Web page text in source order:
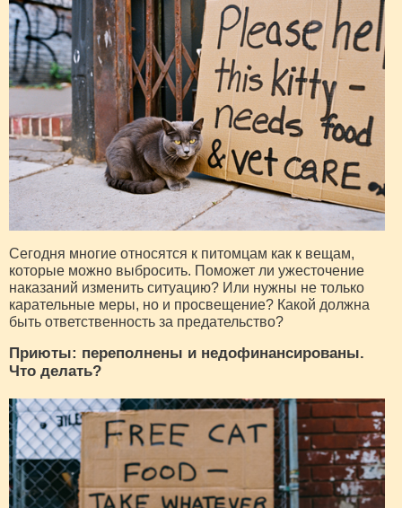
Сегодня многие относятся к питомцам как к вещам,
которые можно выбросить. Поможет ли ужесточение
наказаний изменить ситуацию? Или нужны не только
карательные меры, но и просвещение? Какой должна
быть ответственность за предательство?
Приюты: переполнены и недофинансированы.
Что делать?